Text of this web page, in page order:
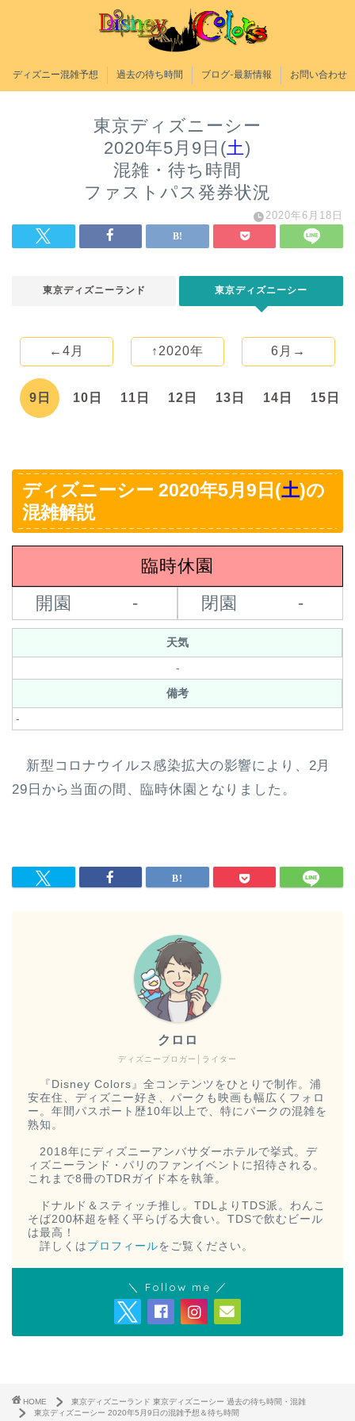
ディズニー混雑予想 過去の待ち時間 ブログ-最新情報 お問い合わせ
東京ディズニーシー
2020年5月9日(土)
混雑・待ち時間
ファストパス発券状況
2020年6月18日
東京ディズニーランド 東京ディズニーシー
←4月 ↑2020年 6月→
9日 10日 11日 12日 13日 14日 15日
ディズニーシー 2020年5月9日(土)の
混雑解説
臨時休園
開園
- 閉園 -
天気
-
備考
-
新型コロナウイルス感染拡大の影響により、2月
29日から当面の間、臨時休園となりました。
ディズニーブロガー│ライター
クロロ
『Disney Colors』全コンテンツをひとりで制作。浦
安在住、ディズニー好き、パークも映画も幅広くフォロ
ー。年間パスポート歴10年以上で、特にパークの混雑を
熟知。
2018年にディズニーアンバサダーホテルで挙式。デ
ィズニーランド・パリのファンイベントに招待される。
これまで8冊のTDRガイド本を執筆。
ドナルド＆スティッチ推し。TDLよりTDS派。わんこ
そば200杯超を軽く平らげる大食い。TDSで飲むビール
は最高！
詳しくは プロフィールをご覧ください。
＼ Follow me ／
HOME
東京ディズニーランド 東京ディズニーシー 過去の待ち時間・混雑
東京ディズニーシー 2020年5月9日の混雑予想＆待ち時間